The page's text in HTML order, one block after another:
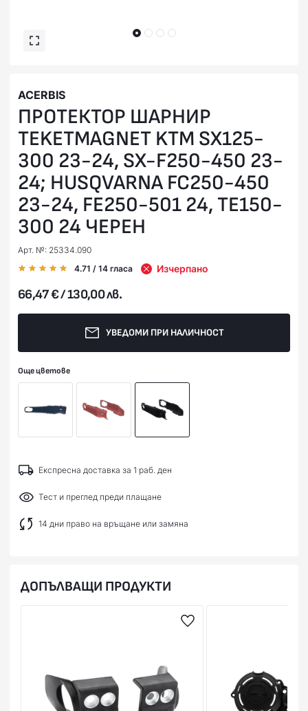
ACERBIS
ПРOТЕКТОР ШАРНИР
TEKETMAGNET KTM SX125-
300 23-24, SX-F250-450 23-
24; HUSQVARNA FC250-450
23-24, FE250-501 24, ТЕ150-
300 24 ЧЕРЕН
Арт. №: 25334.090
4.71 / 14 гласа Изчерпано
66,47 € / 130,00 лв.
УВЕДОМИ ПРИ НАЛИЧНОСТ
Още цветове
Експресна доставка за 1 раб. ден
Тест и преглед преди плащане
14 дни право на връщане или замяна
ДОПЪЛВАЩИ ПРОДУКТИ